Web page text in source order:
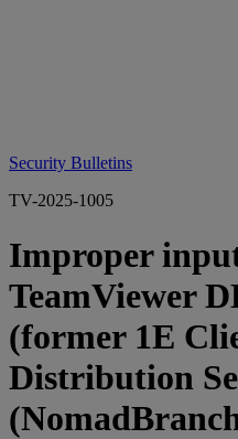
Security Bulletins
TV-2025-1005
Improper
TeamViewer
(former 1E
Distribution